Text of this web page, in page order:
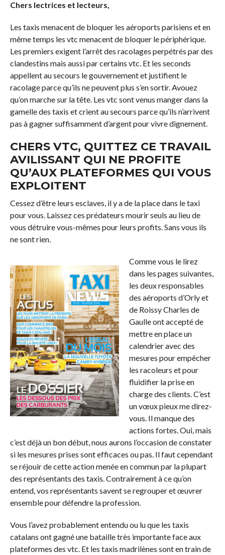
Chers lectrices et lecteurs,
Les taxis menacent de bloquer les aéroports parisiens et en
même temps les vtc menacent de bloquer le périphérique.
Les premiers exigent l’arrêt des racolages perpétrés par des
clandestins mais aussi par certains vtc. Et les seconds
appellent au secours le gouvernement et justifient le
racolage parce qu’ils ne peuvent plus s’en sortir. Avouez
qu’on marche sur la tête. Les vtc sont venus manger dans la
gamelle des taxis et crient au secours parce qu’ils n’arrivent
pas à gagner suffisamment d’argent pour vivre dignement.
CHERS VTC, QUITTEZ CE TRAVAIL
AVILISSANT QUI NE PROFITE
QU’AUX PLATEFORMES QUI VOUS
EXPLOITENT
Cessez d’être leurs esclaves, il y a de la place dans le taxi
pour vous. Laissez ces prédateurs mourir seuls au lieu de
vous détruire vous-mêmes pour leurs profits. Sans vous ils
ne sont rien.
Comme vous le lirez
dans les pages suivantes,
les deux responsables
des aéroports d’Orly et
de Roissy Charles de
Gaulle ont accepté de
mettre en place un
calendrier avec des
mesures pour empêcher
les racoleurs et pour
fluidifier la prise en
charge des clients. C’est
un vœux pieux me direz-
vous. Il manque des
actions fortes. Oui, mais
c’est déjà un bon début, nous aurons l’occasion de constater
si les mesures prises sont efficaces ou pas. Il faut cependant
se réjouir de cette action menée en commun par la plupart
des représentants des taxis. Contrairement à ce qu’on
entend, vos représentants savent se regrouper et œuvrer
ensemble pour défendre la profession.
Vous l’avez probablement entendu ou lu que les taxis
catalans ont gagné une bataille très importante face aux
plateformes des vtc. Et les taxis madrilènes sont en train de